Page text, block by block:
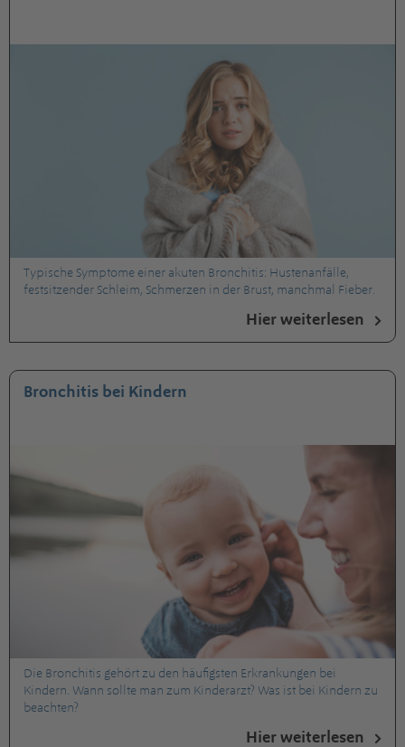
Typische Symptome einer akuten Bronchitis: Hustenanfälle,
festsitzender Schleim, Schmerzen in der Brust, manchmal Fieber.
Hier weiterlesen
Bronchitis bei Kindern
Die Bronchitis gehört zu den häufigsten Erkrankungen bei
Kindern. Wann sollte man zum Kinderarzt? Was ist bei Kindern zu
beachten?
Hier weiterlesen